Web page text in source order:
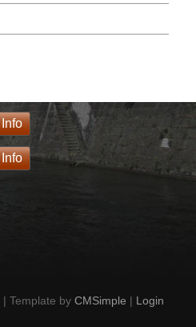
Info
Info
| Template by CMSimple | Login